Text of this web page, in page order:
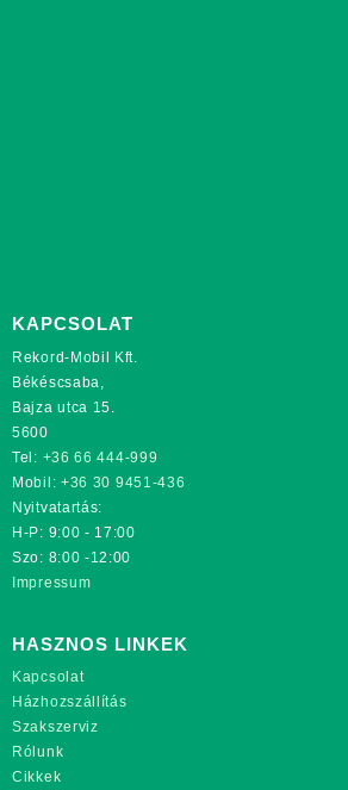
KAPCSOLAT
Rekord-Mobil Kft.
Békéscsaba,
Bajza utca 15.
5600
Tel: +36 66 444-999
Mobil: +36 30 9451-436
Nyitvatartás:
H-P: 9:00 - 17:00
Szo: 8:00 -12:00
Impressum
HASZNOS LINKEK
Kapcsolat
Házhozszállítás
Szakszerviz
Rólunk
Cikkek